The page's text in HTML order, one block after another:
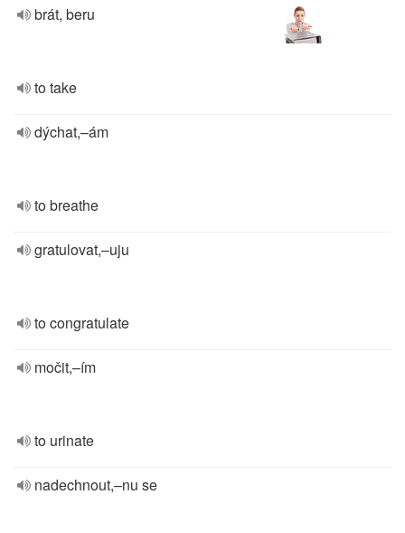
brát, beru
to take
dýchat,–ám
to breathe
gratulovat,–uju
to congratulate
močit,–ím
to urinate
nadechnout,–nu se